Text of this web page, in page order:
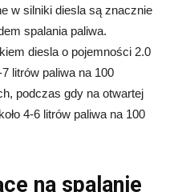
w silniki diesla są znacznie
spalania paliwa.
diesla o pojemności 2.0
litrów paliwa na 100
podczas gdy na otwartej
4-6 litrów paliwa na 100
na spalanie